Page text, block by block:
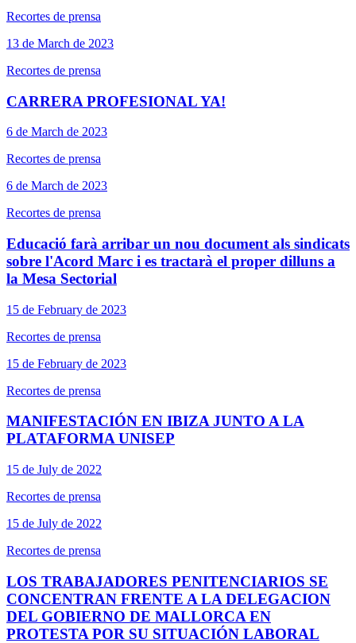
Recortes de prensa
13 de March de 2023
Recortes de prensa
CARRERA PROFESIONAL YA!
6 de March de 2023
Recortes de prensa
6 de March de 2023
Recortes de prensa
Educació farà arribar un nou document als sindicats
sobre l'Acord Marc i es tractarà el proper dilluns a
la Mesa Sectorial
15 de February de 2023
Recortes de prensa
15 de February de 2023
Recortes de prensa
MANIFESTACIÓN EN IBIZA JUNTO A LA
PLATAFORMA UNISEP
15 de July de 2022
Recortes de prensa
15 de July de 2022
Recortes de prensa
LOS TRABAJADORES PENITENCIARIOS SE
CONCENTRAN FRENTE A LA DELEGACION
DEL GOBIERNO DE MALLORCA EN
PROTESTA POR SU SITUACIÓN LABORAL